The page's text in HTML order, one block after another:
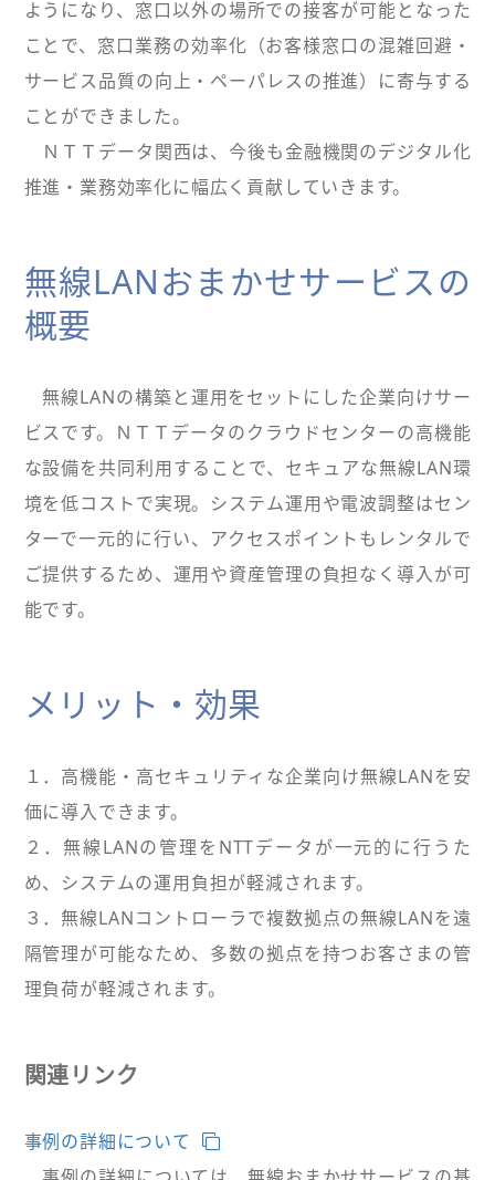
ようになり、窓口以外の場所での接客が可能となった
ことで、窓口業務の効率化（お客様窓口の混雑回避・
サービス品質の向上・ペーパレスの推進）に寄与する
ことができました。
ＮＴＴデータ関西は、今後も金融機関のデジタル化
推進・業務効率化に幅広く貢献していきます。
無線LANおまかせサービスの
概要
無線LANの構築と運用をセットにした企業向けサー
ビスです。ＮＴＴデータのクラウドセンターの高機能
な設備を共同利用することで、セキュアな無線LAN環
境を低コストで実現。システム運用や電波調整はセン
ターで一元的に行い、アクセスポイントもレンタルで
ご提供するため、運用や資産管理の負担なく導入が可
能です。
メリット・効果
１．高機能・高セキュリティな企業向け無線LANを安
価に導入できます。
２．無線LANの管理をNTTデータが一元的に行うた
め、システムの運用負担が軽減されます。
３．無線LANコントローラで複数拠点の無線LANを遠
隔管理が可能なため、多数の拠点を持つお客さまの管
理負荷が軽減されます。
関連リンク
事例の詳細について